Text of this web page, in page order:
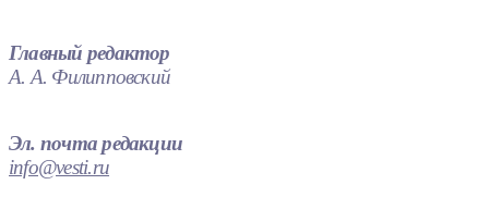
Главный редактор
А. А. Филипповский
Эл. почта редакции
info@vesti.ru